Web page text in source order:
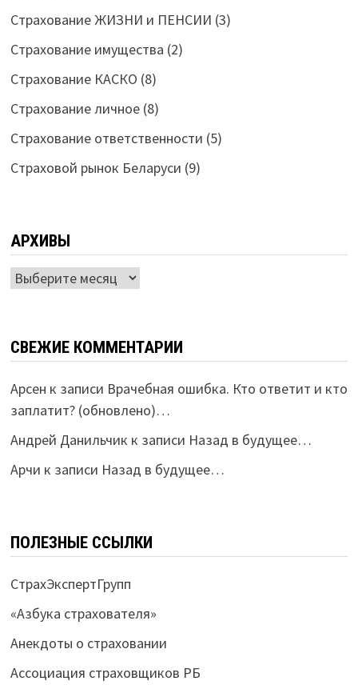
Страхование ЖИЗНИ и ПЕНСИИ (3)
Страхование имущества (2)
Страхование КАСКО (8)
Страхование личное(8)
Страхование ответственности (5)
Страховой рынок Беларуси (9)
АРХИВЫ
Архивы
СВЕЖИЕ КОММЕНТАРИИ
Арсен к записи Врачебная ошибка. Кто ответит и кто
заплатит? (обновлено)…
Андрей Данильчик к записи Назад в будущее…
Арчи к записи Назад в будущее…
ПОЛЕЗНЫЕ ССЫЛКИ
СтрахЭкспертГрупп
«Азбука страхователя»
Анекдоты о страховании
Ассоциация страховщиков РБ